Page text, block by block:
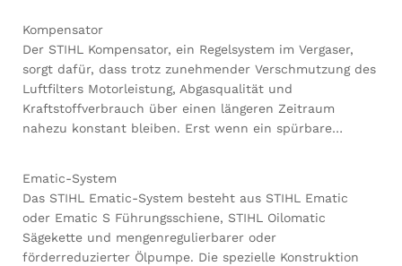
Kompensator
Der STIHL Kompensator, ein Regelsystem im Vergaser,
sorgt dafür, dass trotz zunehmender Verschmutzung des
Luftfilters Motorleistung, Abgasqualität und
Kraftstoffverbrauch über einen längeren Zeitraum
nahezu konstant bleiben. Erst wenn ein spürbare…
Ematic-System
Das STIHL Ematic-System besteht aus STIHL Ematic
oder Ematic S Führungsschiene, STIHL Oilomatic
Sägekette und mengenregulierbarer oder
förderreduzierter Ölpumpe. Die spezielle Konstruktion